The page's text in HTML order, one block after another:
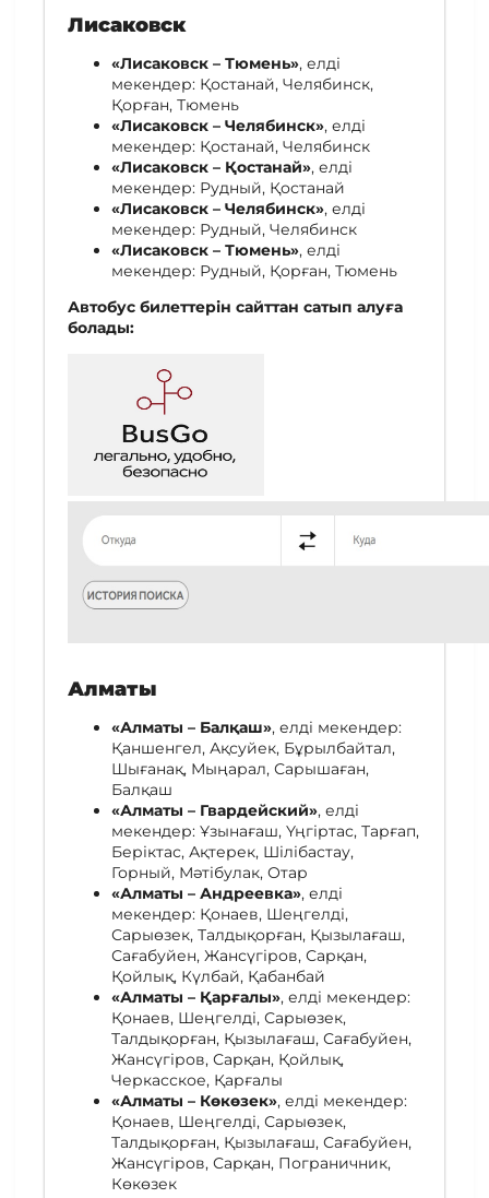
Лисаковск
«Лисаковск – Тюмень», елді
мекендер: Қостанай, Челябинск,
Қорған, Тюмень
«Лисаковск – Челябинск», елді
мекендер: Қостанай, Челябинск
«Лисаковск – Қостанай», елді
мекендер: Рудный, Қостанай
«Лисаковск – Челябинск», елді
мекендер: Рудный, Челябинск
«Лисаковск – Тюмень», елді
мекендер: Рудный, Қорған, Тюмень
Автобус билеттерін сайттан сатып алуға
болады:
Алматы
«Алматы – Балқаш», елді мекендер:
Қаншенгел, Ақсуйек, Бұрылбайтал,
Шығанақ, Мыңарал, Сарышаған,
Балқаш
«Алматы – Гвардейский», елді
мекендер: Ұзынағаш, Үңгіртас, Тарғап,
Беріктас, Ақтерек, Шілібастау,
Горный, Мәтібулак, Отар
«Алматы – Андреевка», елді
мекендер: Қонаев, Шеңгелді,
Сарыөзек, Талдықорған, Қызылағаш,
Сағабуйен, Жансүгіров, Сарқан,
Қойлық, Күлбай, Қабанбай
«Алматы – Қарғалы», елді мекендер:
Қонаев, Шеңгелді, Сарыөзек,
Талдықорған, Қызылағаш, Сағабуйен,
Жансүгіров, Сарқан, Қойлық,
Черкасское, Қарғалы
«Алматы – Көкөзек», елді мекендер:
Қонаев, Шеңгелді, Сарыөзек,
Талдықорған, Қызылағаш, Сағабуйен,
Жансүгіров, Сарқан, Пограничник,
Көкөзек